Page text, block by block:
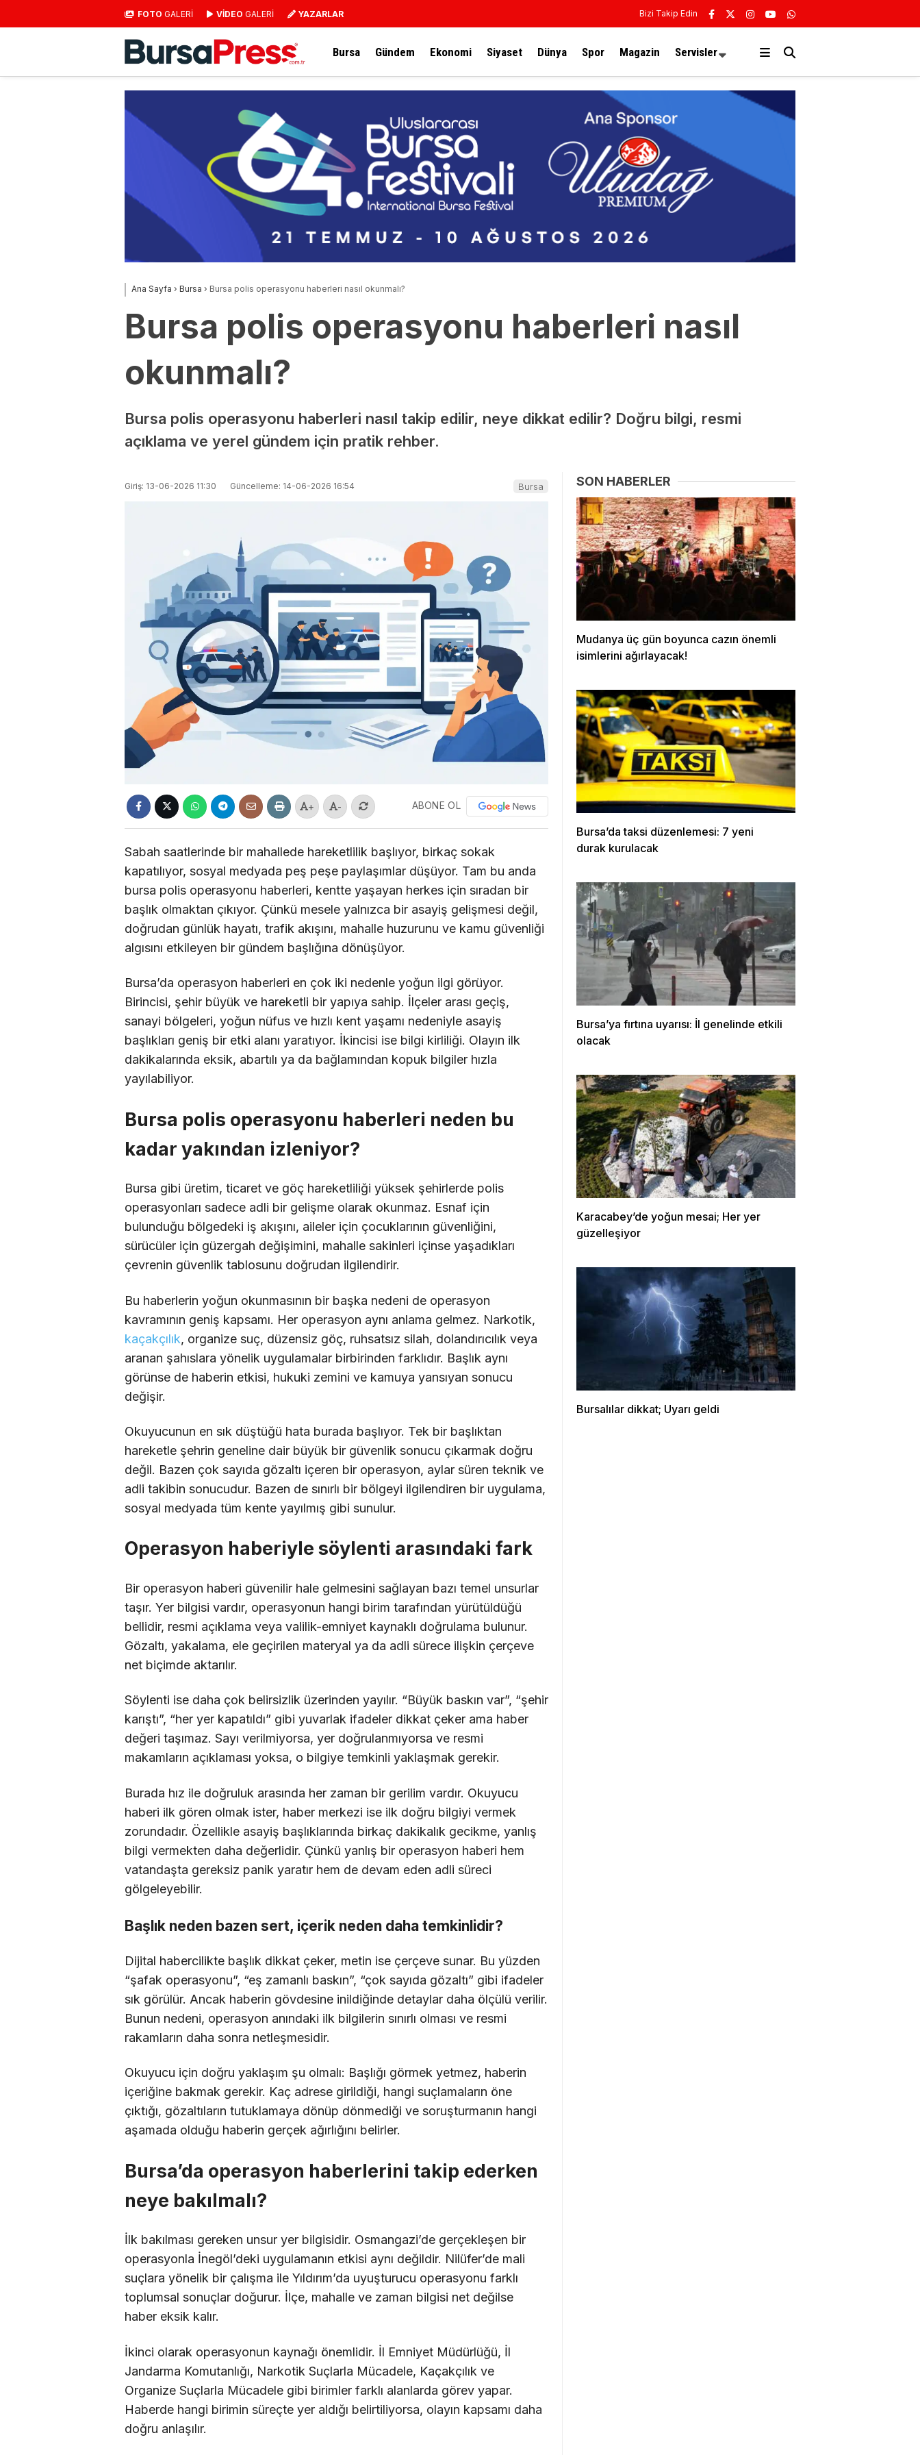
FOTO GALERİ VİDEO GALERİ YAZARLAR Bizi Takip Edin
Bursa Gündem Ekonomi Siyaset Dünya Spor Magazin Servisler
Ana Sayfa › Bursa › Bursa polis operasyonu haberleri nasıl okunmalı?
Bursa polis operasyonu haberleri nasıl
okunmalı?
Bursa polis operasyonu haberleri nasıl takip edilir, neye dikkat edilir? Doğru bilgi, resmi
açıklama ve yerel gündem için pratik rehber.
Giriş: 13-06-2026 11:30 Güncelleme: 14-06-2026 16:54 Bursa
+ - ABONE OL
Sabah saatlerinde bir mahallede hareketlilik başlıyor, birkaç sokak
kapatılıyor, sosyal medyada peş peşe paylaşımlar düşüyor. Tam bu anda
bursa polis operasyonu haberleri, kentte yaşayan herkes için sıradan bir
başlık olmaktan çıkıyor. Çünkü mesele yalnızca bir asayiş gelişmesi değil,
doğrudan günlük hayatı, trafik akışını, mahalle huzurunu ve kamu güvenliği
algısını etkileyen bir gündem başlığına dönüşüyor.
Bursa’da operasyon haberleri en çok iki nedenle yoğun ilgi görüyor.
Birincisi, şehir büyük ve hareketli bir yapıya sahip. İlçeler arası geçiş,
sanayi bölgeleri, yoğun nüfus ve hızlı kent yaşamı nedeniyle asayiş
başlıkları geniş bir etki alanı yaratıyor. İkincisi ise bilgi kirliliği. Olayın ilk
dakikalarında eksik, abartılı ya da bağlamından kopuk bilgiler hızla
yayılabiliyor.
Bursa polis operasyonu haberleri neden bu
kadar yakından izleniyor?
Bursa gibi üretim, ticaret ve göç hareketliliği yüksek şehirlerde polis
operasyonları sadece adli bir gelişme olarak okunmaz. Esnaf için
bulunduğu bölgedeki iş akışını, aileler için çocuklarının güvenliğini,
sürücüler için güzergah değişimini, mahalle sakinleri içinse yaşadıkları
çevrenin güvenlik tablosunu doğrudan ilgilendirir.
Bu haberlerin yoğun okunmasının bir başka nedeni de operasyon
kavramının geniş kapsamı. Her operasyon aynı anlama gelmez. Narkotik,
kaçakçılık, organize suç, düzensiz göç, ruhsatsız silah, dolandırıcılık veya
aranan şahıslara yönelik uygulamalar birbirinden farklıdır. Başlık aynı
görünse de haberin etkisi, hukuki zemini ve kamuya yansıyan sonucu
değişir.
Okuyucunun en sık düştüğü hata burada başlıyor. Tek bir başlıktan
hareketle şehrin geneline dair büyük bir güvenlik sonucu çıkarmak doğru
değil. Bazen çok sayıda gözaltı içeren bir operasyon, aylar süren teknik ve
adli takibin sonucudur. Bazen de sınırlı bir bölgeyi ilgilendiren bir uygulama,
sosyal medyada tüm kente yayılmış gibi sunulur.
Operasyon haberiyle söylenti arasındaki fark
Bir operasyon haberi güvenilir hale gelmesini sağlayan bazı temel unsurlar
taşır. Yer bilgisi vardır, operasyonun hangi birim tarafından yürütüldüğü
bellidir, resmi açıklama veya valilik-emniyet kaynaklı doğrulama bulunur.
Gözaltı, yakalama, ele geçirilen materyal ya da adli sürece ilişkin çerçeve
net biçimde aktarılır.
Söylenti ise daha çok belirsizlik üzerinden yayılır. “Büyük baskın var”, “şehir
karıştı”, “her yer kapatıldı” gibi yuvarlak ifadeler dikkat çeker ama haber
değeri taşımaz. Sayı verilmiyorsa, yer doğrulanmıyorsa ve resmi
makamların açıklaması yoksa, o bilgiye temkinli yaklaşmak gerekir.
Burada hız ile doğruluk arasında her zaman bir gerilim vardır. Okuyucu
haberi ilk gören olmak ister, haber merkezi ise ilk doğru bilgiyi vermek
zorundadır. Özellikle asayiş başlıklarında birkaç dakikalık gecikme, yanlış
bilgi vermekten daha değerlidir. Çünkü yanlış bir operasyon haberi hem
vatandaşta gereksiz panik yaratır hem de devam eden adli süreci
gölgeleyebilir.
Başlık neden bazen sert, içerik neden daha temkinlidir?
Dijital habercilikte başlık dikkat çeker, metin ise çerçeve sunar. Bu yüzden
“şafak operasyonu”, “eş zamanlı baskın”, “çok sayıda gözaltı” gibi ifadeler
sık görülür. Ancak haberin gövdesine inildiğinde detaylar daha ölçülü verilir.
Bunun nedeni, operasyon anındaki ilk bilgilerin sınırlı olması ve resmi
rakamların daha sonra netleşmesidir.
Okuyucu için doğru yaklaşım şu olmalı: Başlığı görmek yetmez, haberin
içeriğine bakmak gerekir. Kaç adrese girildiği, hangi suçlamaların öne
çıktığı, gözaltıların tutuklamaya dönüp dönmediği ve soruşturmanın hangi
aşamada olduğu haberin gerçek ağırlığını belirler.
Bursa’da operasyon haberlerini takip ederken
neye bakılmalı?
İlk bakılması gereken unsur yer bilgisidir. Osmangazi’de gerçekleşen bir
operasyonla İnegöl’deki uygulamanın etkisi aynı değildir. Nilüfer’de mali
suçlara yönelik bir çalışma ile Yıldırım’da uyuşturucu operasyonu farklı
toplumsal sonuçlar doğurur. İlçe, mahalle ve zaman bilgisi net değilse
haber eksik kalır.
İkinci olarak operasyonun kaynağı önemlidir. İl Emniyet Müdürlüğü, İl
Jandarma Komutanlığı, Narkotik Suçlarla Mücadele, Kaçakçılık ve
Organize Suçlarla Mücadele gibi birimler farklı alanlarda görev yapar.
Haberde hangi birimin süreçte yer aldığı belirtiliyorsa, olayın kapsamı daha
doğru anlaşılır.
SON HABERLER
Mudanya üç gün boyunca cazın önemli
isimlerini ağırlayacak!
Bursa’da taksi düzenlemesi: 7 yeni
durak kurulacak
Bursa’ya fırtına uyarısı: İl genelinde etkili
olacak
Karacabey’de yoğun mesai; Her yer
güzelleşiyor
Bursalılar dikkat; Uyarı geldi